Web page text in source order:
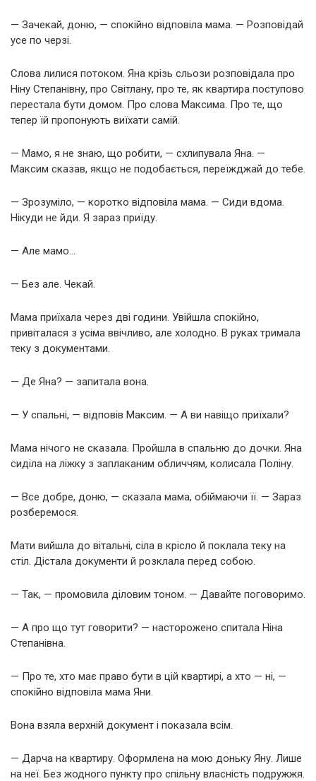
— Зачекай, доню, — спокійно відповіла мама. — Розповідай
усе по черзі.
Слова лилися потоком. Яна крізь сльози розповідала про
Ніну Степанівну, про Світлану, про те, як квартира поступово
перестала бути домом. Про слова Максима. Про те, що
тепер їй пропонують виїхати самій.
— Мамо, я не знаю, що робити, — схлипувала Яна. —
Максим сказав, якщо не подобається, переїжджай до тебе.
— Зрозуміло, — коротко відповіла мама. — Сиди вдома.
Нікуди не йди. Я зараз приїду.
— Але мамо…
— Без але. Чекай.
Мама приїхала через дві години. Увійшла спокійно,
привіталася з усіма ввічливо, але холодно. В руках тримала
теку з документами.
— Де Яна? — запитала вона.
— У спальні, — відповів Максим. — А ви навіщо приїхали?
Мама нічого не сказала. Пройшла в спальню до дочки. Яна
сиділа на ліжку з заплаканим обличчям, колисала Поліну.
— Все добре, доню, — сказала мама, обіймаючи її. — Зараз
розберемося.
Мати вийшла до вітальні, сіла в крісло й поклала теку на
стіл. Дістала документи й розклала перед собою.
— Так, — промовила діловим тоном. — Давайте поговоримо.
— А про що тут говорити? — насторожено спитала Ніна
Степанівна.
— Про те, хто має право бути в цій квартирі, а хто — ні, —
спокійно відповіла мама Яни.
Вона взяла верхній документ і показала всім.
— Дарча на квартиру. Оформлена на мою доньку Яну. Лише
на неї. Без жодного пункту про спільну власність подружжя.